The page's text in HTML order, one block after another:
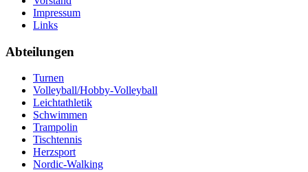
Impressum
Links
Abteilungen
Turnen
Volleyball/Hobby-Volleyball
Leichtathletik
Schwimmen
Trampolin
Tischtennis
Herzsport
Nordic-Walking